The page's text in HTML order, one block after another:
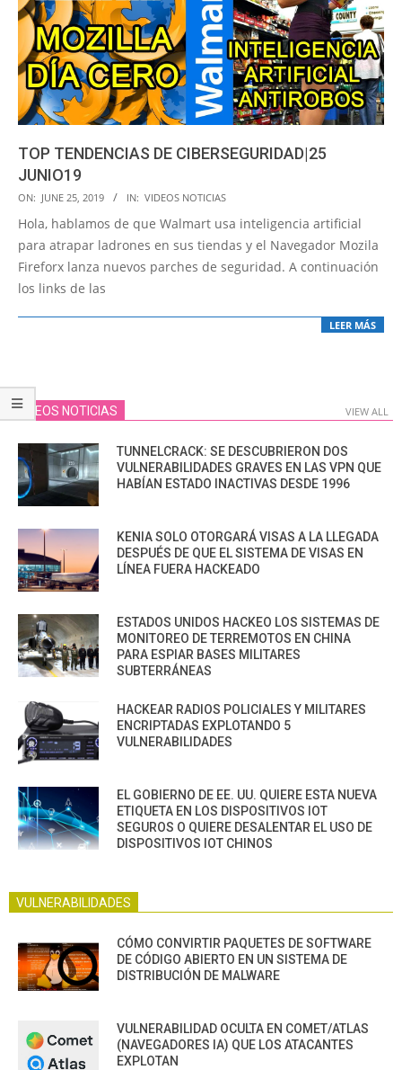
TOP TENDENCIAS DE CIBERSEGURIDAD|25
JUNIO19
2019-
06-
ON: JUNE 25, 2019 IN: VIDEOS NOTICIAS
Hola, hablamos de que Walmart usa inteligencia artificial
para atrapar ladrones en sus tiendas y el Navegador Mozila
Fireforx lanza nuevos parches de seguridad. A continuación
los links de las
LEER MÁS
VIDEOS NOTICIAS VIEW ALL
TUNNELCRACK: SE DESCUBRIERON DOS
VULNERABILIDADES GRAVES EN LAS VPN QUE
HABÍAN ESTADO INACTIVAS DESDE 1996
KENIA SOLO OTORGARÁ VISAS A LA LLEGADA
DESPUÉS DE QUE EL SISTEMA DE VISAS EN
LÍNEA FUERA HACKEADO
ESTADOS UNIDOS HACKEO LOS SISTEMAS DE
MONITOREO DE TERREMOTOS EN CHINA
PARA ESPIAR BASES MILITARES
SUBTERRÁNEAS
HACKEAR RADIOS POLICIALES Y MILITARES
ENCRIPTADAS EXPLOTANDO 5
VULNERABILIDADES
EL GOBIERNO DE EE. UU. QUIERE ESTA NUEVA
ETIQUETA EN LOS DISPOSITIVOS IOT
SEGUROS O QUIERE DESALENTAR EL USO DE
DISPOSITIVOS IOT CHINOS
VULNERABILIDADES
CÓMO CONVIRTIR PAQUETES DE SOFTWARE
DE CÓDIGO ABIERTO EN UN SISTEMA DE
DISTRIBUCIÓN DE MALWARE
VULNERABILIDAD OCULTA EN COMET/ATLAS
(NAVEGADORES IA) QUE LOS ATACANTES
EXPLOTAN